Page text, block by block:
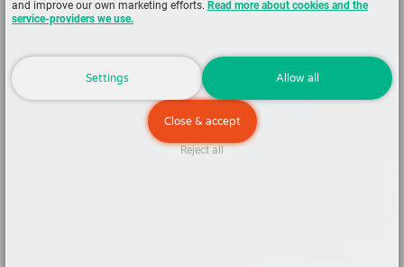
and improve our own marketing efforts. Read more about cookies and the
service-providers we use.
Close & accept
Reject all
Settings Allow all